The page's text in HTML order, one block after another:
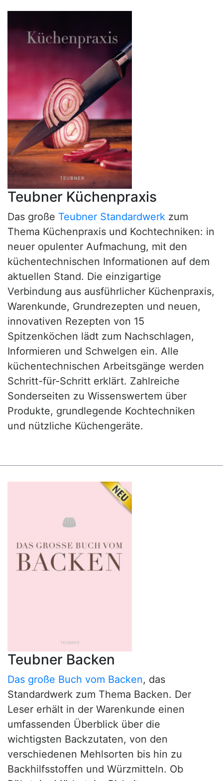
Teubner Küchenpraxis
Das große Teubner Standardwerk zum
Thema Küchenpraxis und Kochtechniken: in
neuer opulenter Aufmachung, mit den
küchentechnischen Informationen auf dem
aktuellen Stand. Die einzigartige
Verbindung aus ausführlicher Küchenpraxis,
Warenkunde, Grundrezepten und neuen,
innovativen Rezepten von 15
Spitzenköchen lädt zum Nachschlagen,
Informieren und Schwelgen ein. Alle
küchentechnischen Arbeitsgänge werden
Schritt-für-Schritt erklärt. Zahlreiche
Sonderseiten zu Wissenswertem über
Produkte, grundlegende Kochtechniken
und nützliche Küchengeräte.
Teubner Backen
Das große Buch vom Backen, das
Standardwerk zum Thema Backen. Der
Leser erhält in der Warenkunde einen
umfassenden Überblick über die
wichtigsten Backzutaten, von den
verschiedenen Mehlsorten bis hin zu
Backhilfsstoffen und Würzmitteln. Ob